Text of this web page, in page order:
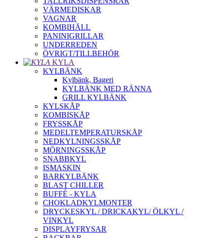
VÄRMEDISKAR
VAGNAR
KOMBIHÄLL
PANINIGRILLAR
UNDERREDEN
ÖVRIGT/TILLBEHÖR
KYLA
KYLBÄNK
Kylbänk, Bageri
KYLBÄNK MED RÄNNA
GRILL KYLBÄNK
KYLSKÅP
KOMBISKÅP
FRYSSKÅP
MEDELTEMPERATURSKÅP
NEDKYLNINGSSKÅP
MÖRNINGSSKÅP
SNABBKYL
ISMASKIN
BARKYLBÄNK
BLAST CHILLER
BUFFÉ - KYLA
CHOKLADKYLMONTER
DRYCKESKYL / DRICKAKYL/ ÖLKYL /
VINKYL
DISPLAYFRYSAR